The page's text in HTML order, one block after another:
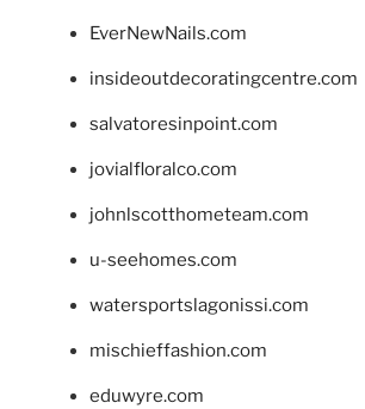
EverNewNails.com
insideoutdecoratingcentre.com
salvatoresinpoint.com
jovialfloralco.com
johnlscotthometeam.com
u-seehomes.com
watersportslagonissi.com
mischieffashion.com
eduwyre.com